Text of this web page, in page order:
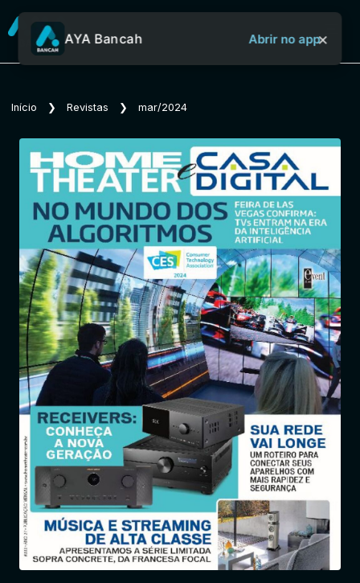
Sobre o Aya Bancah
Início
Revistas
Jornais
Notícias
Entrar
AYA Bancah Abrir no app×
Início ❯ Revistas ❯ mar/2024